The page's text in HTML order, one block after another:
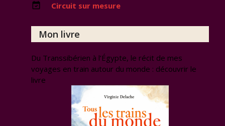
Circuit sur mesure
Mon livre
Du Transsibérien à l’Égypte, le récit de mes
voyages en train autour du monde : découvrir le
livre